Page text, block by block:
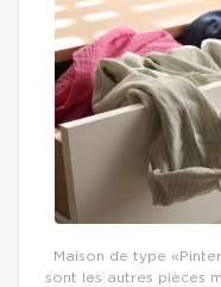
Maison de type
sont les autres pièces